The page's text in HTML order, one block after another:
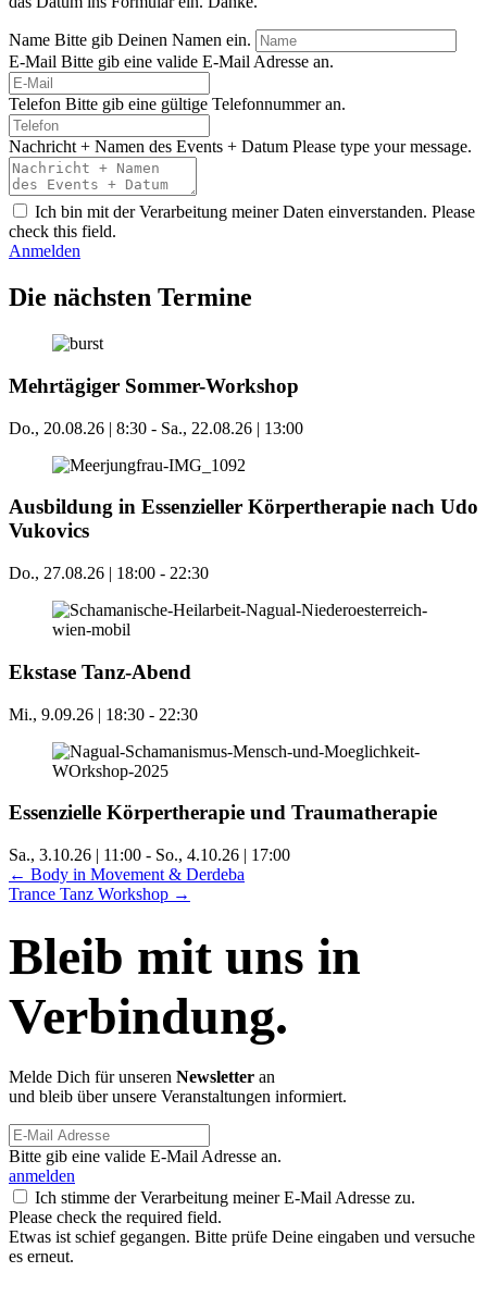
Name Bitte gib Deinen Namen ein.
E-Mail Bitte gib eine valide E-Mail Adresse an.
Telefon Bitte gib eine gültige Telefonnummer an.
Nachricht + Namen des Events + Datum Please type your message.
Ich bin mit der Verarbeitung meiner Daten einverstanden. Please
check this field.
Anmelden
Die nächsten Termine
Mehrtägiger Sommer-Workshop
Do., 20.08.26 | 8:30 - Sa., 22.08.26 | 13:00
Ausbildung in Essenzieller Körpertherapie nach Udo
Vukovics
Do., 27.08.26 | 18:00 - 22:30
Ekstase Tanz-Abend
Mi., 9.09.26 | 18:30 - 22:30
Essenzielle Körpertherapie und Traumatherapie
Sa., 3.10.26 | 11:00 - So., 4.10.26 | 17:00
Posts
navigation
← Body in Movement & Derdeba
Trance Tanz Workshop →
Bleib mit uns in
Verbindung.
Melde Dich für unseren Newsletter an
und bleib über unsere Veranstaltungen informiert.
Bitte gib eine valide E-Mail Adresse an.
anmelden
Ich stimme der Verarbeitung meiner E-Mail Adresse zu.
Please check the required field.
Etwas ist schief gegangen. Bitte prüfe Deine eingaben und versuche
es erneut.